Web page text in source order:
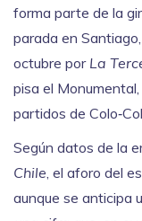
forma parte de la
parada en
octubre por La
pisa el
partidos de
Según datos de la
Chile, el aforo del
aunque se anticipa